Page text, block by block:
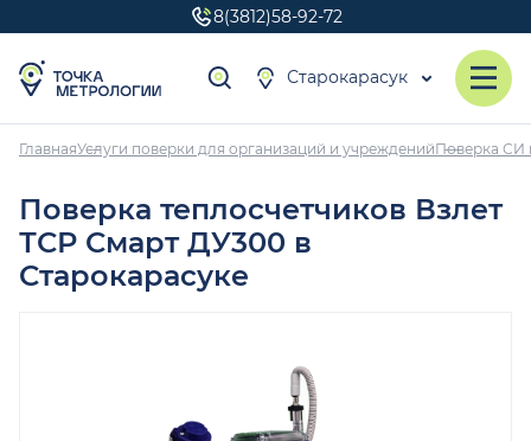
8(3812)58-92-72
Старокарасук
ГлавнаяУслуги поверки для организаций и учрежденийПоверка СИ
Поверка теплосчетчиков Взлет
ТСР Смарт ДУ300 в
Старокарасуке